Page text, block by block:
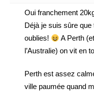
Oui franchement
Déjà je suis sûre
oublies!
A Perth
l’Australie) on vit en
Perth est assez
ville paumée quand